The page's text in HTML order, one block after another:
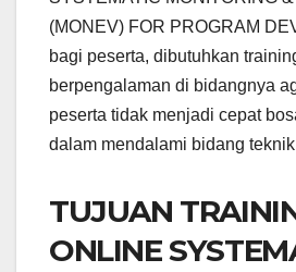
(MONEV) FOR PROGRAM
bagi peserta, dibutuhkan
berpengalaman di bidangnya
peserta tidak menjadi cepat
dalam mendalami bidang
TUJUAN
ONLINE